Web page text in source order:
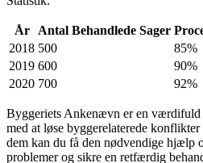
År Antal Behandlede Sager
2018 500
85%
2019 600
90%
2020 700 92%
Byggeriets Ankenævn er en værdifuld
med at løse byggerelaterede
dem kan du få den nødvendige hjælp
problemer og sikre en retfærdig